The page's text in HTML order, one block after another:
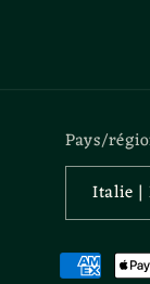
Pays/
Moyens